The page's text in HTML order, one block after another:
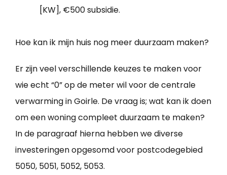
[KW], €500 subsidie.
Hoe kan ik mijn huis nog meer duurzaam maken?
Er zijn veel verschillende keuzes te maken voor
wie echt “0” op de meter wil voor de centrale
verwarming in Goirle. De vraag is; wat kan ik doen
om een woning compleet duurzaam te maken?
In de paragraaf hierna hebben we diverse
investeringen opgesomd voor postcodegebied
5050, 5051, 5052, 5053.